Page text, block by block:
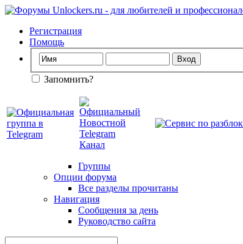
Регистрация
Помощь
Запомнить?
Группы
Опции форума
Все разделы прочитаны
Навигация
Сообщения за день
Руководство сайта